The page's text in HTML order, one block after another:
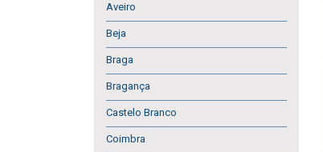
Aveiro
Beja
Braga
Bragança
Castelo Branco
Coimbra